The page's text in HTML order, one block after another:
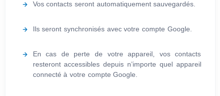
Vos contacts seront automatiquement sauvegardés.
Ils seront synchronisés avec votre compte Google.
En cas de perte de votre appareil, vos contacts
resteront accessibles depuis n’importe quel appareil
connecté à votre compte Google.